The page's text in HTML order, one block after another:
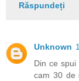
Răspundeți
Unknown
Din ce
cam 30 de